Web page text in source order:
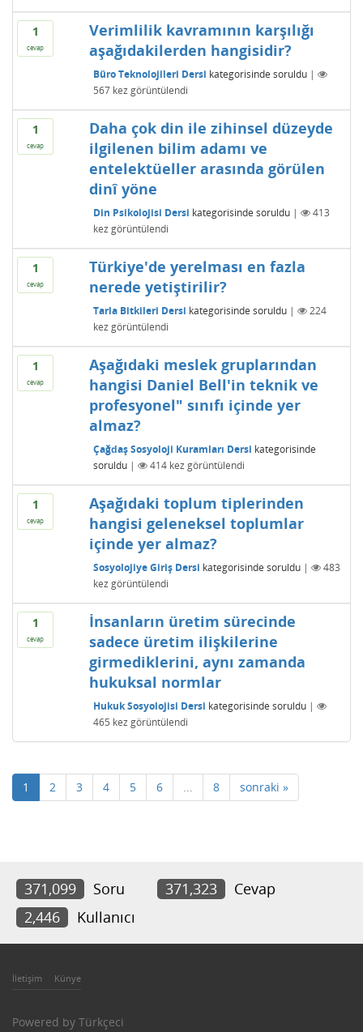
1
cevap
Verimlilik kavramının karşılığı
aşağıdakilerden hangisidir?
Büro Teknolojileri Dersi kategorisinde soruldu |
567kez görüntülendi
1
cevap
Daha çok din ile zihinsel düzeyde
ilgilenen bilim adamı ve
entelektüeller arasında görülen
dinî yöne
Din Psikolojisi Dersi kategorisinde soruldu |
413
kez görüntülendi
1
cevap
Türkiye'de yerelması en fazla
nerede yetiştirilir?
Tarla Bitkileri Dersi kategorisinde soruldu |
224
kez görüntülendi
1
cevap
Aşağıdaki meslek gruplarından
hangisi Daniel Bell'in teknik ve
profesyonel" sınıfı içinde yer
almaz?
Çağdaş Sosyoloji Kuramları Dersi kategorisinde
soruldu | 414kez görüntülendi
1
cevap
Aşağıdaki toplum tiplerinden
hangisi geleneksel toplumlar
içinde yer almaz?
Sosyolojiye Giriş Dersi kategorisinde soruldu |
483
kez görüntülendi
1
cevap
İnsanların üretim sürecinde
sadece üretim ilişkilerine
girmediklerini, aynı zamanda
hukuksal normlar
Hukuk Sosyolojisi Dersi kategorisinde soruldu |
465 kez görüntülendi
1 2 3 4 5 6 ... 8 sonraki »
371,099 Soru 371,323
Cevap
2,446
Kullanıcı
İletişim Künye
Powered by Türkçeci